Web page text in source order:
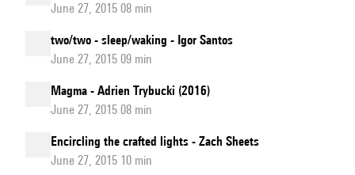
June 27, 2015 08 min
two/two - sleep/waking - Igor Santos
June 27, 2015 09 min
Magma - Adrien Trybucki (2016)
June 27, 2015 08 min
Encircling the crafted lights - Zach Sheets
June 27, 2015 10 min